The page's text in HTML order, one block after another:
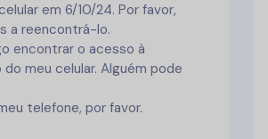
em 6/10/24. Por favor,
a reencontrá-lo.
encontrar o acesso à
meu celular. Alguém pode
telefone, por favor.